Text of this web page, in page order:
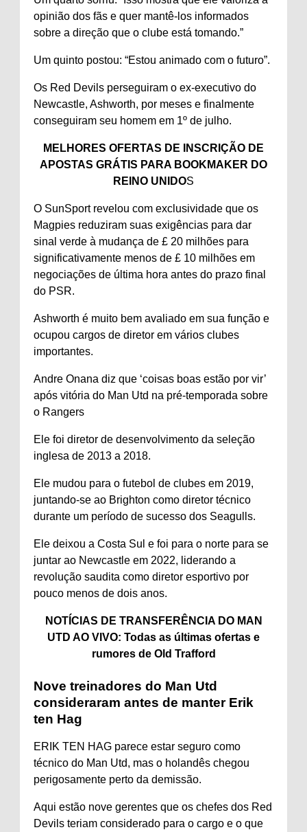
opinião dos fãs e quer mantê-los informados
sobre a direção que o clube está tomando.”
Um quinto postou: “Estou animado com o futuro”.
Os Red Devils perseguiram o ex-executivo do
Newcastle, Ashworth, por meses e finalmente
conseguiram seu homem em 1º de julho.
MELHORES OFERTAS DE INSCRIÇÃO DE
APOSTAS GRÁTIS PARA BOOKMAKER DO
REINO UNIDOS
O SunSport revelou com exclusividade que os
Magpies reduziram suas exigências para dar
sinal verde à mudança de £ 20 milhões para
significativamente menos de £ 10 milhões em
negociações de última hora antes do prazo final
do PSR.
Ashworth é muito bem avaliado em sua função e
ocupou cargos de diretor em vários clubes
importantes.
Andre Onana diz que ‘coisas boas estão por vir’
após vitória do Man Utd na pré-temporada sobre
o Rangers
Ele foi diretor de desenvolvimento da seleção
inglesa de 2013 a 2018.
Ele mudou para o futebol de clubes em 2019,
juntando-se ao Brighton como diretor técnico
durante um período de sucesso dos Seagulls.
Ele deixou a Costa Sul e foi para o norte para se
juntar ao Newcastle em 2022, liderando a
revolução saudita como diretor esportivo por
pouco menos de dois anos.
NOTÍCIAS DE TRANSFERÊNCIA DO MAN
UTD AO VIVO: Todas as últimas ofertas e
rumores de Old Trafford
Nove treinadores do Man Utd
consideraram antes de manter Erik
ten Hag
ERIK TEN HAG parece estar seguro como
técnico do Man Utd, mas o holandês chegou
perigosamente perto da demissão.
Aqui estão nove gerentes que os chefes dos Red
Devils teriam considerado para o cargo e o que